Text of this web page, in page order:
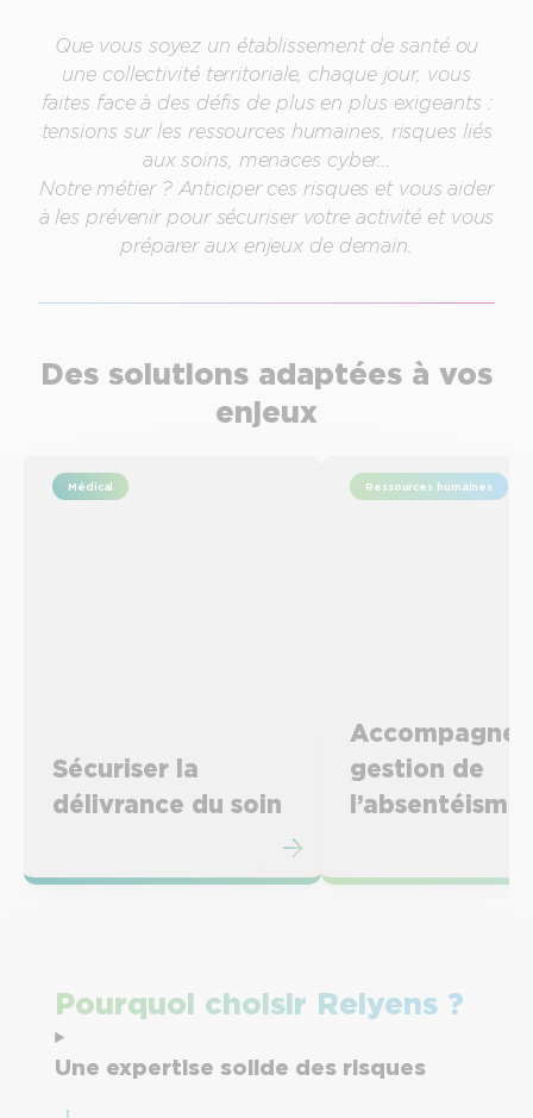
Que vous soyez un établissement de santé ou
une collectivité territoriale, chaque jour, vous
faites face à des défis de plus en plus exigeants :
tensions sur les ressources humaines, risques liés
aux soins, menaces cyber…
Notre métier ? Anticiper ces risques et vous aider
à les prévenir pour sécuriser votre activité et vous
préparer aux enjeux de demain.
Des solutions adaptées à vos
enjeux
Médical
Sécuriser la
délivrance du soin
soin
Ressources humaines
gestion de
l’absentéisme
sur l’absentéisme
Pourquoi choisir Relyens ?
Une expertise solide des risques